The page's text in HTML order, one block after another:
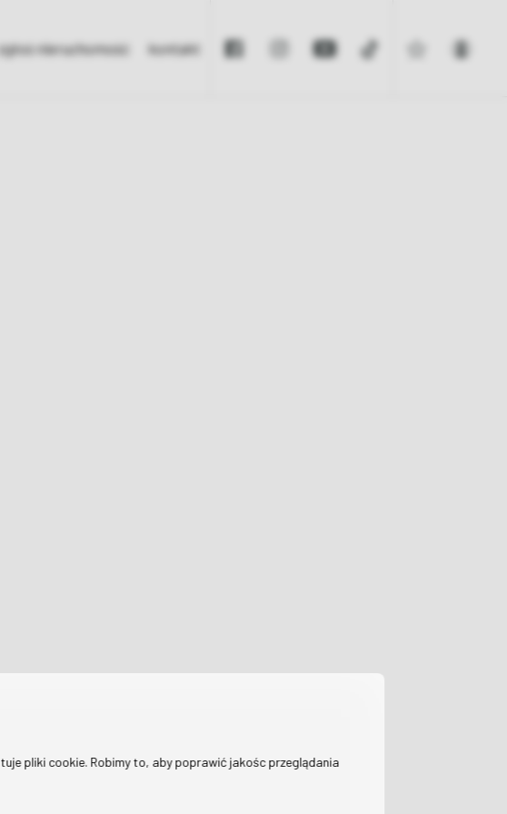
nieruchomość kontakt
pliki cookie. Robimy to, aby poprawić jakośc przeglądania